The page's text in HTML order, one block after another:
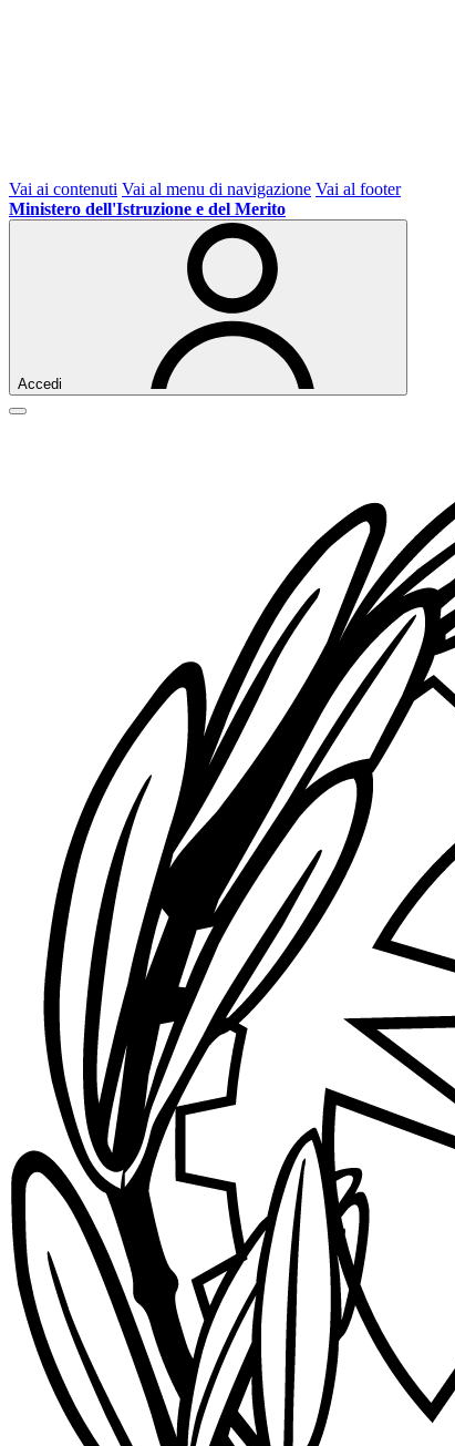
Vai ai contenuti Vai al menu di navigazione Vai al footer
Ministero dell'Istruzione e del Merito
Accedi